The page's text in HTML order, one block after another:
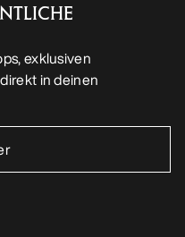
exklusiven
in deinen